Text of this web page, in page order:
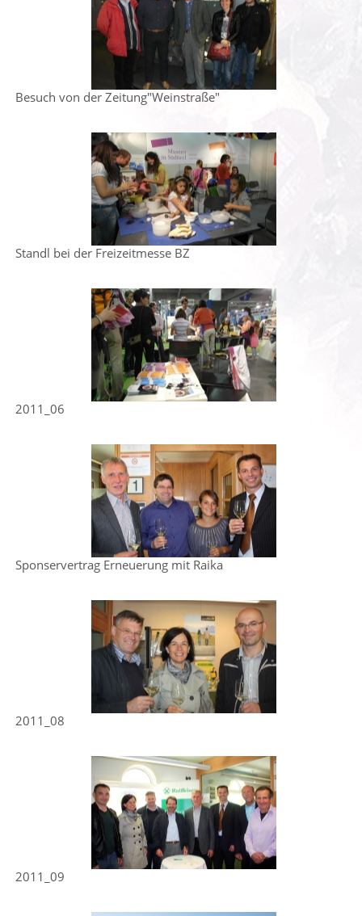
Besuch von der Zeitung"Weinstraße"
Standl bei der Freizeitmesse BZ
2011_06
Sponservertrag Erneuerung mit Raika
2011_08
2011_09